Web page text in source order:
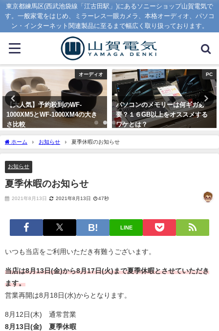
東京都練馬区(西武池袋線「江古田駅」)にあるソニーショップ山賀電気で
す。一般家電をはじめ、ミラーレス一眼カメラ、本格オーディオ、パソコ
ン・インターネット関連製品に至るまで幅広く取り扱っております。
オーディオ
【大人気】予約殺到のWF-
1000XM5とWF-1000XM4の大き
さ比較
PC
パソコンのメモリーは何ギガ必
要？１６GB以上をオススメする
ワケとは？
ホーム お知らせ 夏季休暇のお知らせ
お知らせ
夏季休暇のお知らせ
2021年8月13日 2021年8月13日 47秒
LINE
いつも当店をご利用いただき有難うございます。
当店は8月13日(金)から8月17日(火)まで夏季休暇とさせていただき
ます。
営業再開は8月18日(水)からとなります。
8月12日(木) 通常営業
8月13日(金) 夏季休暇